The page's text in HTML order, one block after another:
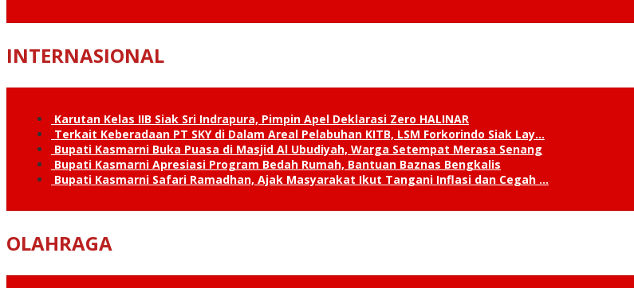
INTERNASIONAL
Karutan Kelas IIB Siak Sri Indrapura, Pimpin Apel Deklarasi Zero HALINAR
Terkait Keberadaan PT SKY di Dalam Areal Pelabuhan KITB, LSM Forkorindo Siak Lay…
Bupati Kasmarni Buka Puasa di Masjid Al Ubudiyah, Warga Setempat Merasa Senang
Bupati Kasmarni Apresiasi Program Bedah Rumah, Bantuan Baznas Bengkalis
Bupati Kasmarni Safari Ramadhan, Ajak Masyarakat Ikut Tangani Inflasi dan Cegah …
OLAHRAGA